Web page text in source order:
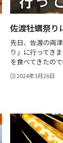
佐渡牡蠣祭り
先日、佐渡の両
り」に行ってき
を食べてきたの
2024年3月26日